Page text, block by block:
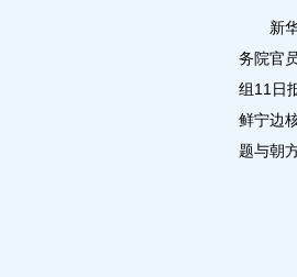
新华
务院官
组11日
鲜宁边
题与朝